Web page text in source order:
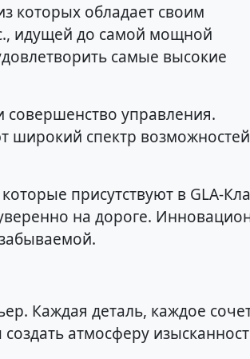
которых обладает своим
идущей до самой мощной
самые высокие
управления.
широкий спектр
присутствуют в GLA-
на дороге.
Каждая деталь, каждое
атмосферу